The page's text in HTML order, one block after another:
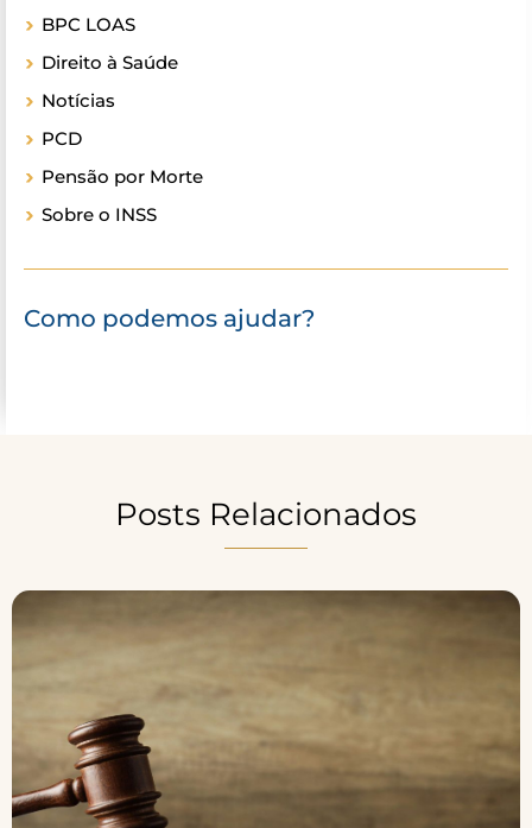
BPC LOAS
Direito à Saúde
Notícias
PCD
Pensão por Morte
Sobre o INSS
Como podemos ajudar?
Posts Relacionados